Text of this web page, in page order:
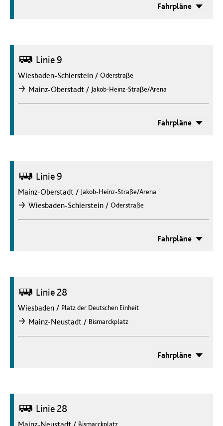
Fahrpläne
Bus Linie 9
Wiesbaden-Schierstein / Oderstraße
nachMainz-Oberstadt / Jakob-Heinz-Straße/Arena
Fahrpläne
Bus Linie 9
Mainz-Oberstadt / Jakob-Heinz-Straße/Arena
nachWiesbaden-Schierstein / Oderstraße
Fahrpläne
Bus Linie 28
Wiesbaden / Platz der Deutschen Einheit
nachMainz-Neustadt / Bismarckplatz
Fahrpläne
Bus Linie 28
Mainz-Neustadt / Bismarckplatz